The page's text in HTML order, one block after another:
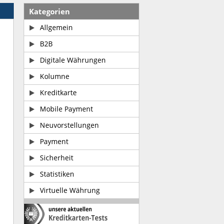
Kategorien
Allgemein
B2B
Digitale Währungen
Kolumne
Kreditkarte
Mobile Payment
Neuvorstellungen
Payment
Sicherheit
Statistiken
Virtuelle Währung